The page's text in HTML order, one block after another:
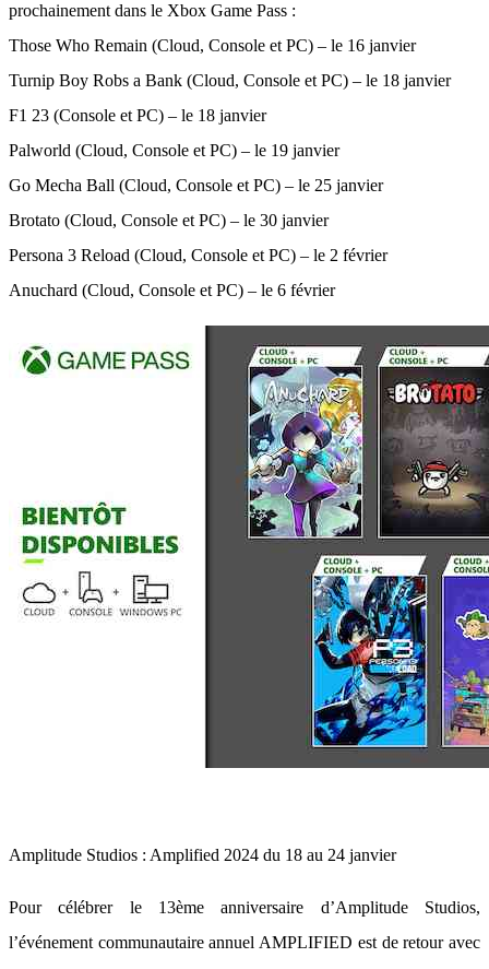
prochainement dans le Xbox Game Pass :
Those Who Remain (Cloud, Console et PC) – le 16 janvier
Turnip Boy Robs a Bank (Cloud, Console et PC) – le 18 janvier
F1 23 (Console et PC) – le 18 janvier
Palworld (Cloud, Console et PC) – le 19 janvier
Go Mecha Ball (Cloud, Console et PC) – le 25 janvier
Brotato (Cloud, Console et PC) – le 30 janvier
Persona 3 Reload (Cloud, Console et PC) – le 2 février
Anuchard (Cloud, Console et PC) – le 6 février
Amplitude Studios : Amplified 2024 du 18 au 24 janvier
Pour célébrer le 13ème anniversaire d’Amplitude Studios,
l’événement communautaire annuel AMPLIFIED est de retour avec